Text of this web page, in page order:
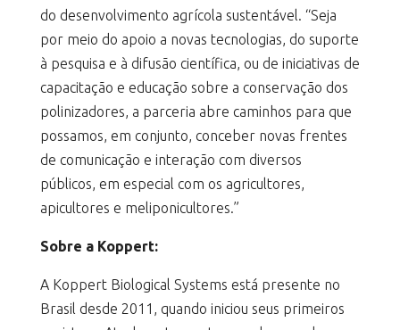
do desenvolvimento agrícola sustentável. “Seja
por meio do apoio a novas tecnologias, do suporte
à pesquisa e à difusão científica, ou de iniciativas de
capacitação e educação sobre a conservação dos
polinizadores, a parceria abre caminhos para que
possamos, em conjunto, conceber novas frentes
de comunicação e interação com diversos
públicos, em especial com os agricultores,
apicultores e meliponicultores.”
Sobre a Koppert:
A Koppert Biological Systems está presente no
Brasil desde 2011, quando iniciou seus primeiros